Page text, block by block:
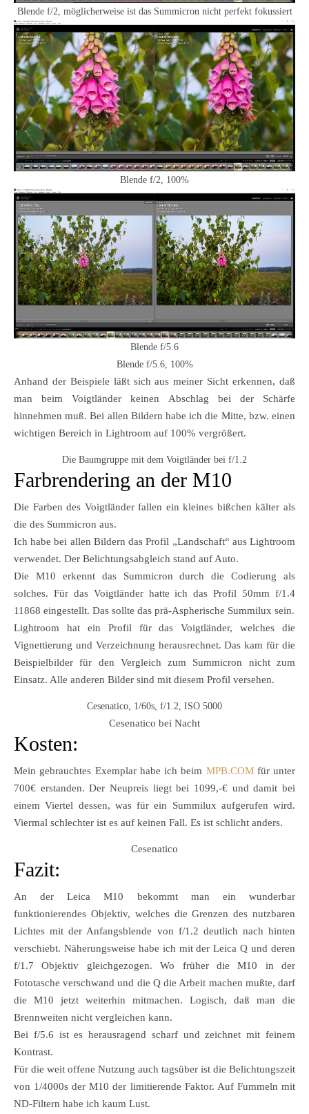
Blende f/2, möglicherweise ist das Summicron nicht perfekt fokussiert
Blende f/2, 100%
Blende f/5.6
Blende f/5.6, 100%
Anhand der Beispiele läßt sich aus meiner Sicht erkennen, daß
man beim Voigtländer keinen Abschlag bei der Schärfe
hinnehmen muß. Bei allen Bildern habe ich die Mitte, bzw. einen
wichtigen Bereich in Lightroom auf 100% vergrößert.
Die Baumgruppe mit dem Voigtländer bei f/1.2
Farbrendering an der M10
Die Farben des Voigtländer fallen ein kleines bißchen kälter als
die des Summicron aus.
Ich habe bei allen Bildern das Profil „Landschaft“ aus Lightroom
verwendet. Der Belichtungsabgleich stand auf Auto.
Die M10 erkennt das Summicron durch die Codierung als
solches. Für das Voigtländer hatte ich das Profil 50mm f/1.4
11868 eingestellt. Das sollte das prä-Aspherische Summilux sein.
Lightroom hat ein Profil für das Voigtländer, welches die
Vignettierung und Verzeichnung herausrechnet. Das kam für die
Beispielbilder für den Vergleich zum Summicron nicht zum
Einsatz. Alle anderen Bilder sind mit diesem Profil versehen.
Cesenatico, 1/60s, f/1.2, ISO 5000
Cesenatico bei Nacht
Kosten:
Mein gebrauchtes Exemplar habe ich beim MPB.COMfür unter
700€ erstanden. Der Neupreis liegt bei 1099,-€ und damit bei
einem Viertel dessen, was für ein Summilux aufgerufen wird.
Viermal schlechter ist es auf keinen Fall. Es ist schlicht anders.
Cesenatico
Fazit:
An der Leica M10 bekommt man ein wunderbar
funktionierendes Objektiv, welches die Grenzen des nutzbaren
Lichtes mit der Anfangsblende von f/1.2 deutlich nach hinten
verschiebt. Näherungsweise habe ich mit der Leica Q und deren
f/1.7 Objektiv gleichgezogen. Wo früher die M10 in der
Fototasche verschwand und die Q die Arbeit machen mußte, darf
die M10 jetzt weiterhin mitmachen. Logisch, daß man die
Brennweiten nicht vergleichen kann.
Bei f/5.6 ist es herausragend scharf und zeichnet mit feinem
Kontrast.
Für die weit offene Nutzung auch tagsüber ist die Belichtungszeit
von 1/4000s der M10 der limitierende Faktor. Auf Fummeln mit
ND-Filtern habe ich kaum Lust.